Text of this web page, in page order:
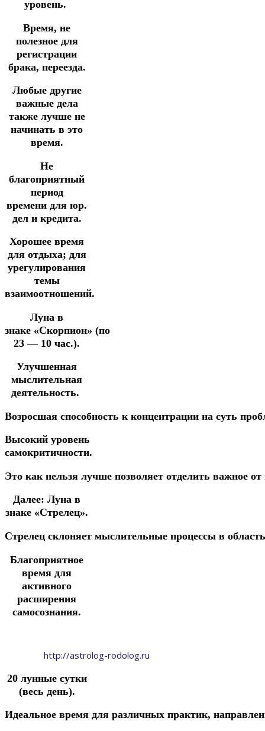
уровень.
Время, не
полезное для
регистрации
брака, переезда.
Любые другие
важные дела
также лучше не
начинать в это
время.
Не
благоприятный
период
времени для юр.
дел и кредита.
Хорошее время
для отдыха; для
урегулирования
темы
взаимоотношений.
Луна в
знаке «Скорпион» (по
23 — 10 час.).
Улучшенная
мыслительная
деятельность.
Возросшая способность к концентрации на суть
Высокий уровень
самокритичности.
Это как нельзя лучше позволяет отделить важное от
Далее: Луна в
знаке «Стрелец».
Стрелец склоняет мыслительные процессы в
Благоприятное
время для
активного
расширения
самосознания.
http://astrolog-rodolog.ru
20 лунные сутки
(весь день).
Идеальное время для различных практик,